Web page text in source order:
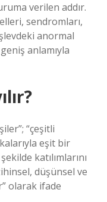
verilen addır.
sendromları,
anormal
anlamıyla
“çeşitli
eşit bir
katılımlarını
düşünsel ve
olarak ifade